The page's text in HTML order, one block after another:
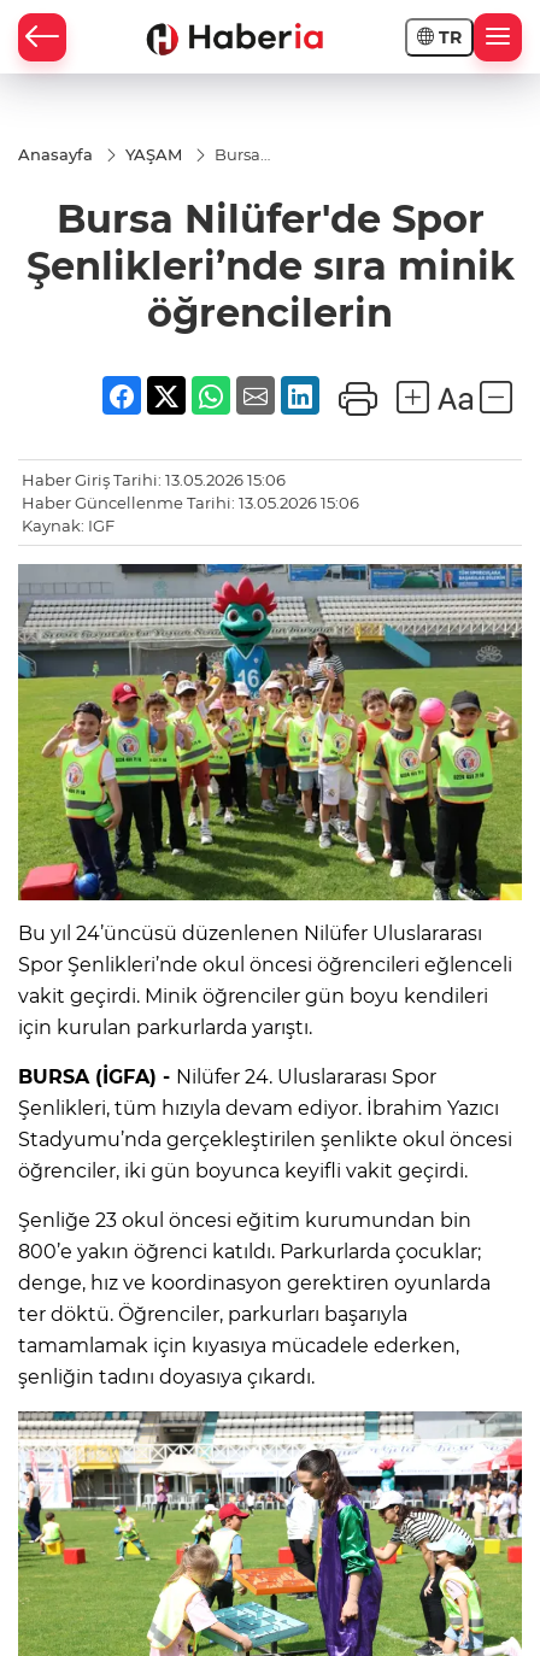
TR
Anasayfa YAŞAM
Bursa
Şenlikleri’nde
sıra minik
öğrencilerin
Bursa Nilüfer'de Spor
Şenlikleri’nde sıra minik
öğrencilerin
Haber Giriş Tarihi: 13.05.2026 15:06
Haber Güncellenme Tarihi: 13.05.2026 15:06
Kaynak: IGF
Bu yıl 24’üncüsü düzenlenen Nilüfer Uluslararası
Spor Şenlikleri’nde okul öncesi öğrencileri eğlenceli
vakit geçirdi. Minik öğrenciler gün boyu kendileri
için kurulan parkurlarda yarıştı.
BURSA (İGFA) - Nilüfer 24. Uluslararası Spor
Şenlikleri, tüm hızıyla devam ediyor. İbrahim Yazıcı
Stadyumu’nda gerçekleştirilen şenlikte okul öncesi
öğrenciler, iki gün boyunca keyifli vakit geçirdi.
Şenliğe 23 okul öncesi eğitim kurumundan bin
800’e yakın öğrenci katıldı. Parkurlarda çocuklar;
denge, hız ve koordinasyon gerektiren oyunlarda
ter döktü. Öğrenciler, parkurları başarıyla
tamamlamak için kıyasıya mücadele ederken,
şenliğin tadını doyasıya çıkardı.